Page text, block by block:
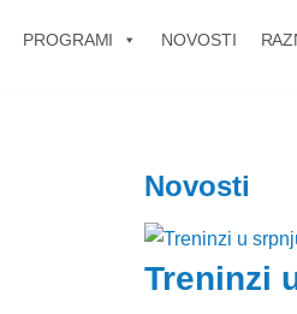
PROGRAMI NOVOSTI
Novosti
Treninzi